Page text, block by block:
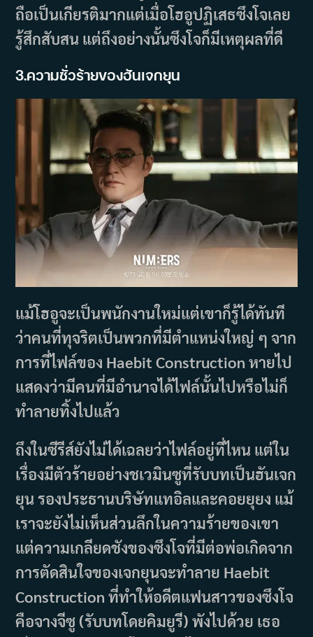
ถือเป็นเกียรติมากแต่เมื่อโฮอูปฏิเสธซึงโจเลย
รู้สึกสับสน แต่ถึงอย่างนั้นซึงโจก็มีเหตุผลที่ดี
3.ความชั่วร้ายของฮันเจกยุน
แม้โฮอูจะเป็นพนักงานใหม่แต่เขาก็รู้ได้ทันที
ว่าคนที่ทุจริตเป็นพวกที่มีตำแหน่งใหญ่ ๆ จาก
การที่ไฟล์ของ Haebit Construction หายไป
แสดงว่ามีคนที่มีอำนาจได้ไฟล์นั้นไปหรือไม่ก็
ทำลายทิ้งไปแล้ว
ถึงในซีรีส์ยังไม่ได้เฉลยว่าไฟล์อยู่ที่ไหน แต่ใน
เรื่องมีตัวร้ายอย่างชเวมินซูที่รับบทเป็นฮันเจก
ยุน รองประธานบริษัทแทอิลและคอยยุยง แม้
เราจะยังไม่เห็นส่วนลึกในความร้ายของเขา
แต่ความเกลียดชังของซึงโจที่มีต่อพ่อเกิดจาก
การตัดสินใจของเจกยุนจะทำลาย Haebit
Construction ที่ทำให้อดีตแฟนสาวของซึงโจ
คือจางจีซู (รับบทโดยคิมยูรี) พังไปด้วย เธอ